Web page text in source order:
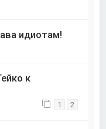
идиотам!
к
1 2